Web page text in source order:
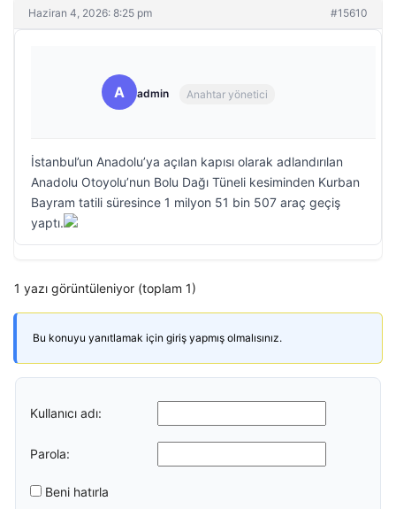
Haziran 4, 2026: 8:25 pm #15610
A admin Anahtar yönetici
İstanbul’un Anadolu’ya açılan kapısı olarak adlandırılan
Anadolu Otoyolu’nun Bolu Dağı Tüneli kesiminden Kurban
Bayram tatili süresince 1 milyon 51 bin 507 araç geçiş
yaptı.
1 yazı görüntüleniyor (toplam 1)
Bu konuyu yanıtlamak için giriş yapmış olmalısınız.
Kullanıcı adı:
Parola:
Beni hatırla